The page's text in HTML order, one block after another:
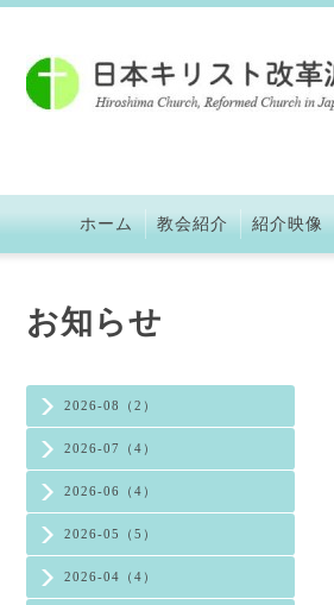
ホーム 教会紹介 紹介映像
2026-08（2）
2026-07（4）
2026-06（4）
2026-05（5）
2026-04（4）
お知らせ